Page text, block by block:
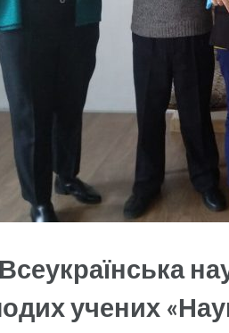
Всеукраїнська
учених